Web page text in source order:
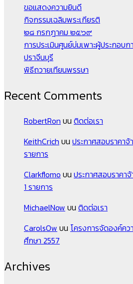
ขอแสดงความยินดี
กิจกรรมเฉลิมพระเกียรติ
๒๘ กรกฎาคม ๒๕๖๙
การประเมินศูนย์บ่มเพาะผู้ประกอบ
ปราจีนบุรี
พิธีถวายเทียนพรรษา
Recent Comments
RobertRon บน ติดต่อเรา
KeithCrich บน ประกาศสอบราคาจ้
รายการ
Clarkflomo บน ประกาศสอบราคา
1 รายการ
MichaelNow บน ติดต่อเรา
CarolsOw บน โครงการจัดองค์คว
ศึกษา 2557
Archives